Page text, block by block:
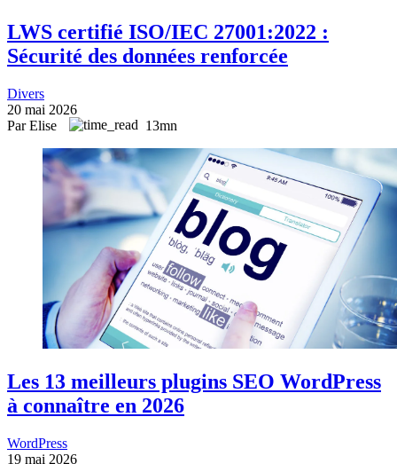
LWS certifié ISO/IEC 27001:2022 :
Sécurité des données renforcée
Divers
20 mai 2026
Par Elise
13mn
Les 13 meilleurs plugins SEO WordPress
à connaître en 2026
WordPress
19 mai 2026